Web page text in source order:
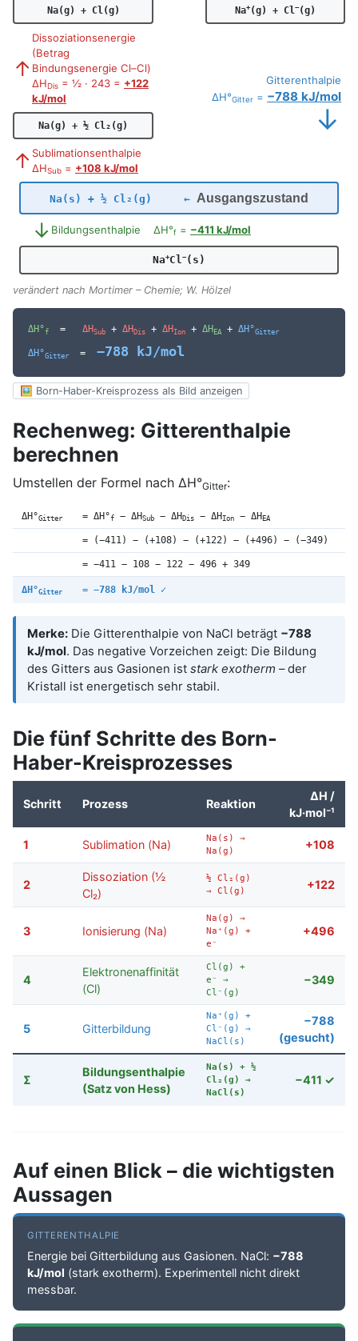
Na(g) + Cl(g) Na+(g) + Cl−(g)
↑
Dissoziationsenergie
(Betrag
Bindungsenergie Cl–Cl)
ΔHDis = ½ · 243 = +122
kJ/mol
Gitterenthalpie
ΔH°Gitter = −788 kJ/mol
↓
Na(g) + ½ Cl₂(g)
↑ Sublimationsenthalpie
ΔHSub = +108 kJ/mol
Na(s) + ½ Cl₂(g) ← Ausgangszustand
↓ Bildungsenthalpie ΔH°f = −411 kJ/mol
Na+Cl −(s)
verändert nach Mortimer – Chemie; W. Hölzel
ΔH°f =ΔHSub +ΔHDis +ΔHIon +ΔHEA +ΔH°Gitter
ΔH°Gitter =−788 kJ/mol
🖼 Born-Haber-Kreisprozess als Bild anzeigen
Rechenweg: Gitterenthalpie
berechnen
Umstellen der Formel nach ΔH°Gitter:
ΔH°Gitter = ΔH°f − ΔHSub − ΔHDis − ΔHIon − ΔHEA
= (−411) − (+108) − (+122) − (+496) − (−349)
= −411 − 108 − 122 − 496 + 349
ΔH°Gitter =−788 kJ/mol ✓
Merke: Die Gitterenthalpie von NaCl beträgt −788
kJ/mol. Das negative Vorzeichen zeigt: Die Bildung
des Gitters aus Gasionen iststark exotherm – der
Kristall ist energetisch sehr stabil.
Die fünf Schritte des Born-
Haber-Kreisprozesses
Schritt Prozess Reaktion
ΔH /
kJ·mol⁻¹
1 Sublimation (Na)
Na(s) →
Na(g)
+108
2
Dissoziation (½
Cl₂)
½ Cl₂(g)
→ Cl(g)
+122
3 Ionisierung (Na)
Na(g) →
Na⁺(g) +
e⁻
+496
4
Elektronenaffinität
(Cl)
Cl(g) +
e⁻ →
Cl⁻(g)
−349
5 Gitterbildung
Na⁺(g) +
Cl⁻(g) →
NaCl(s)
−788
(gesucht)
Σ
Bildungsenthalpie
(Satz von Hess)
Na(s) + ½
Cl₂(g) →
NaCl(s)
−411 ✓
Auf einen Blick – die wichtigsten
Aussagen
GITTERENTHALPIE
Energie bei Gitterbildung aus Gasionen. NaCl: −788
kJ/mol (stark exotherm). Experimentell nicht direkt
messbar.